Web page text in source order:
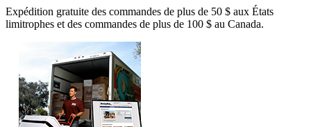
Expédition gratuite des commandes de plus de 50 $ aux États
limitrophes et des commandes de plus de 100 $ au Canada.